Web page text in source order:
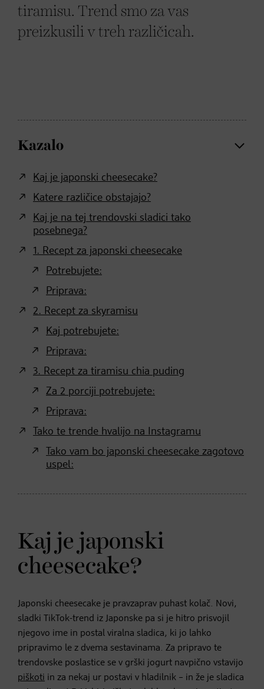
tiramisu. Trend smo za vas
preizkusili v treh različicah.
Kazalo
Kaj je japonski cheesecake?
Katere različice obstajajo?
Kaj je na tej trendovski sladici tako
posebnega?
1. Recept za japonski cheesecake
Potrebujete:
Priprava:
2. Recept za skyramisu
Kaj potrebujete:
Priprava:
3. Recept za tiramisu chia puding
Za 2 porciji potrebujete:
Priprava:
Tako te trende hvalijo na Instagramu
Tako vam bo japonski cheesecake zagotovo
uspel:
Kaj je japonski
cheesecake?
Japonski cheesecake je pravzaprav puhast kolač. Novi,
sladki TikTok-trend iz Japonske pa si je hitro prisvojil
njegovo ime in postal viralna sladica, ki jo lahko
pripravimo le z dvema sestavinama. Za pripravo te
trendovske poslastice se v grški jogurt navpično vstavijo
piškoti in za nekaj ur postavi v hladilnik – in že je sladica